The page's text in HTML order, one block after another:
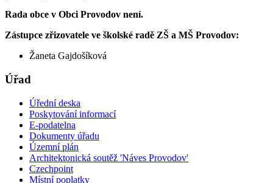
Rada obce v Obci Provodov není.
Zástupce zřizovatele ve školské radě ZŠ a MŠ Provodov:
Žaneta Gajdošíková
Úřad
Úřední deska
Poskytování informací
E-podatelna
Dokumenty úřadu
Územní plán
Architektonická soutěž 'Náves Provodov'
Czechpoint
Místní poplatky